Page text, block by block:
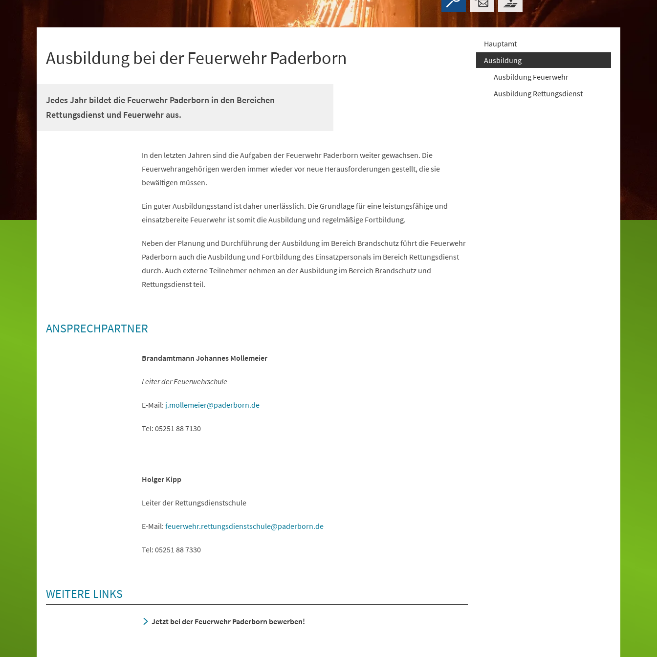
Ausbildung bei der Feuerwehr Paderborn
Jedes Jahr bildet die Feuerwehr Paderborn in den Bereichen
Rettungsdienst und Feuerwehr aus.
In den letzten Jahren sind die Aufgaben der Feuerwehr Paderborn weiter gewachsen. Die
Feuerwehrangehörigen werden immer wieder vor neue Herausforderungen gestellt, die sie
bewältigen müssen.
Ein guter Ausbildungsstand ist daher unerlässlich. Die Grundlage für eine leistungsfähige und
einsatzbereite Feuerwehr ist somit die Ausbildung und regelmäßige Fortbildung.
Neben der Planung und Durchführung der Ausbildung im Bereich Brandschutz führt die Feuerwehr
Paderborn auch die Ausbildung und Fortbildung des Einsatzpersonals im Bereich Rettungsdienst
durch. Auch externe Teilnehmer nehmen an der Ausbildung im Bereich Brandschutz und
Rettungsdienst teil.
ANSPRECHPARTNER
Brandamtmann Johannes Mollemeier
Leiter der Feuerwehrschule
E-Mail: j.mollemeier paderborn de
Tel: 05251 88 7130
Holger Kipp
Leiter der Rettungsdienstschule
E-Mail: feuerwehr.rettungsdienstschule paderborn de
Tel: 05251 88 7330
WEITERE LINKS
Jetzt bei der Feuerwehr Paderborn bewerben!
Hauptamt
Ausbildung
Ausbildung Feuerwehr
Ausbildung Rettungsdienst